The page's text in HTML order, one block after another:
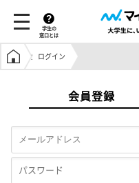
学生の
窓口とは
学生の窓口トップ
ログイン
会員登録